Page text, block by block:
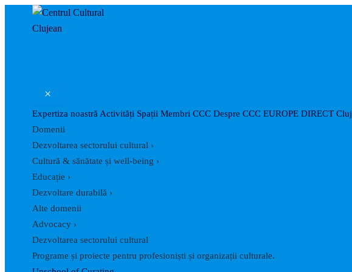
Skip
×
Expertiza noastră Activități Spații Membri CCC Despre CCC EUROPE DIRECT Cluj
Domenii
Dezvoltarea sectorului cultural ›
Cultură & sănătate și well-being ›
Educație ›
Dezvoltare durabilă ›
Alte domenii
Advocacy ›
Dezvoltarea sectorului cultural
Programe și proiecte pentru profesioniști și organizații culturale.
Post
navigation